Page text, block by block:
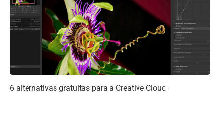
6 alternativas gratuitas para a Creative Cloud